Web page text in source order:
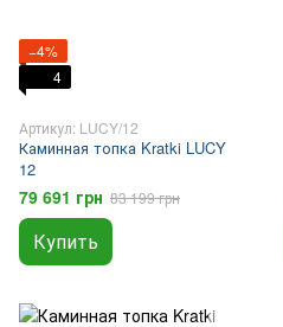
−4%
4
Артикул: LUCY/12
Каминная топка Kratki LUCY
12
79 691 грн 83 199 грн
Купить